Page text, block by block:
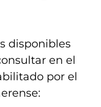
disponibles
en el
por el